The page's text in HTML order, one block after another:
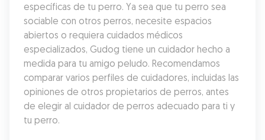
específicas de tu perro. Ya sea que tu perro sea
sociable con otros perros, necesite espacios
abiertos o requiera cuidados médicos
especializados, Gudog tiene un cuidador hecho a
medida para tu amigo peludo. Recomendamos
comparar varios perfiles de cuidadores, incluidas las
opiniones de otros propietarios de perros, antes
de elegir al cuidador de perros adecuado para ti y
tu perro.